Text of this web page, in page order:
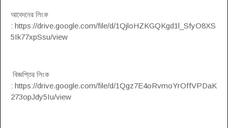
আবেদনের লিংক
: https://drive.google.com/file/d/1QjloHZKGQKgd1l_SfyO8XS
5Ik77xpSsu/view
বিজ্ঞপ্তির লিংক
: https://drive.google.com/file/d/1Qgz7E4oRvmoYrOffVPDaK
273opJdy5Iu/view